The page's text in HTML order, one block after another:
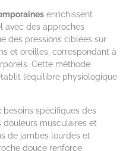
enrichissent
avec des approches
des pressions ciblées sur
et oreilles, correspondant à
Cette méthode
l’équilibre physiologique
besoins spécifiques des
musculaires et
de jambes lourdes et
douce renforce